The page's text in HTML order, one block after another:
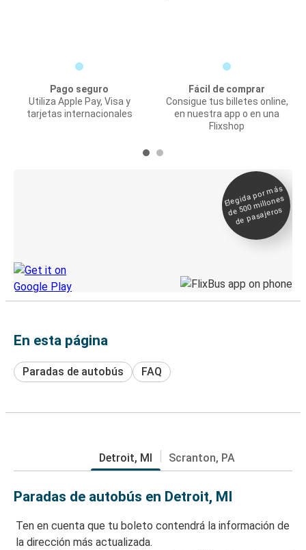
Pago seguro
Utiliza Apple Pay, Visa y
tarjetas internacionales
Fácil de comprar
Consigue tus billetes online,
en nuestra app o en una
Flixshop
Elegida por
más
de 500
millones
de pasajeros
En esta página
Paradas de autobús FAQ
Detroit, MI Scranton, PA
Paradas de autobús en Detroit, MI
Ten en cuenta que tu boleto contendrá la información de
la dirección más actualizada.